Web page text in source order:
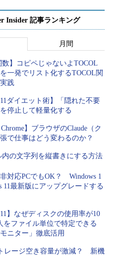
Insider 記事ランキング
月間
数】コピペじゃないよTOCOL
一発でリスト化するTOCOL関
践
11ダイエット術】「隠れた不要
停止して軽量化する
Chrome】ブラウザのClaude（ク
で仕事はどう変わるのか？
内の文字列を縦書きにする方法
非対応PCでもOK？ Windows 1
11最新版にアップグレードする
11】なぜディスクの使用率が10
ファイル単位で特定できる
モニター」徹底活用
レージ空き容量が激減？ 新機